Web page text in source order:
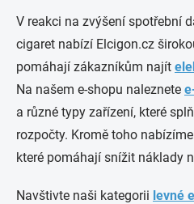
V reakci na zvýšení spotřební
cigaret nabízí Elcigon.cz
pomáhají zákazníkům najít
Na našem e-shopu naleznete
a různé typy zařízení, které
rozpočty. Kromě toho
které pomáhají snížit náklady
Navštivte naši kategorii levné